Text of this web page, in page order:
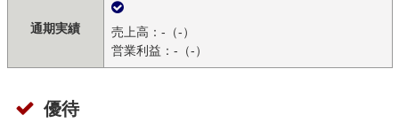
通期実績
売上高：-（-）
営業利益：-（-）
優待